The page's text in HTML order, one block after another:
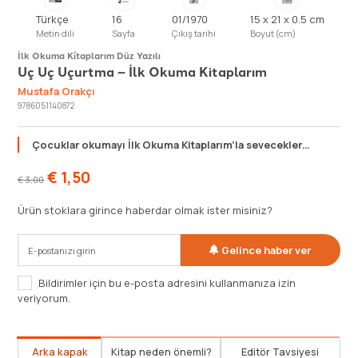
Türkçe
Metin dili
16
Sayfa
01/1970
Çıkış tarihi
15 x 21 x 0.5 cm
Boyut (cm)
İlk Okuma Ki̇taplarım Düz Yazılı
Uç Uç Uçurtma – İlk Okuma Kitaplarım
Mustafa Orakçı
9786051140872
Çocuklar okumayı İlk Okuma Kitaplarım’la sevecekler…
€3,00 € 1,50
Ürün stoklara girince haberdar olmak ister misiniz?
Gelince haber ver
Bildirimler için bu e-posta adresini kullanmanıza izin
veriyorum.
Arka kapak Kitap neden önemli? Editör Tavsiyesi